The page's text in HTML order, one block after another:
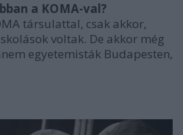
a KOMA-val?
társulattal, csak akkor,
voltak. De akkor még
egyetemisták Budapesten,